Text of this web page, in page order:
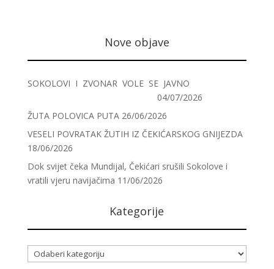
Nove objave
SOKOLOVI I ZVONAR VOLE SE JAVNO
04/07/2026
ŽUTA POLOVICA PUTA 26/06/2026
VESELI POVRATAK ŽUTIH IZ ČEKIĆARSKOG GNIJEZDA
18/06/2026
Dok svijet čeka Mundijal, Čekićari srušili Sokolove i
vratili vjeru navijačima 11/06/2026
Kategorije
Kategorije